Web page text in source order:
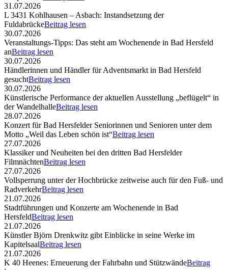
31.07.2026
L 3431 Kohlhausen – Asbach: Instandsetzung der
FuldabrückeBeitrag lesen
30.07.2026
Veranstaltungs-Tipps: Das steht am Wochenende in Bad Hersfeld
anBeitrag lesen
30.07.2026
Händlerinnen und Händler für Adventsmarkt in Bad Hersfeld
gesuchtBeitrag lesen
30.07.2026
Künstlerische Performance der aktuellen Ausstellung „beflügelt“ in
der WandelhalleBeitrag lesen
28.07.2026
Konzert für Bad Hersfelder Seniorinnen und Senioren unter dem
Motto „Weil das Leben schön ist“Beitrag lesen
27.07.2026
Klassiker und Neuheiten bei den dritten Bad Hersfelder
FilmnächtenBeitrag lesen
27.07.2026
Vollsperrung unter der Hochbrücke zeitweise auch für den Fuß- und
RadverkehrBeitrag lesen
21.07.2026
Stadtführungen und Konzerte am Wochenende in Bad
HersfeldBeitrag lesen
21.07.2026
Künstler Björn Drenkwitz gibt Einblicke in seine Werke im
KapitelsaalBeitrag lesen
21.07.2026
K 40 Heenes: Erneuerung der Fahrbahn und StützwändeBeitrag